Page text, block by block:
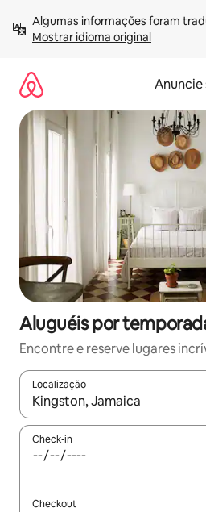
para
Mostrar idioma original
Anuncie
Aluguéis por
Encontre e reserve lugares
Localização
Quando os resultados
Check-in
Checkout